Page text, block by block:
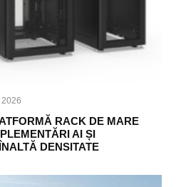
RACK DE MARE
AI ȘI
DENSITATE